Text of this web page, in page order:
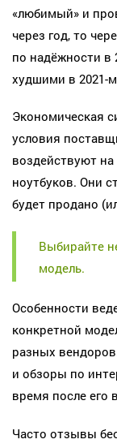
«любимый» и
через год, то
по надёжности в
худшими в 2021-
Экономическая
условия
воздействуют
ноутбуков. Они
будет продано
Выбирайте
модель.
Особенности
конкретной
разных
и обзоры по
время после его
Часто отзывы